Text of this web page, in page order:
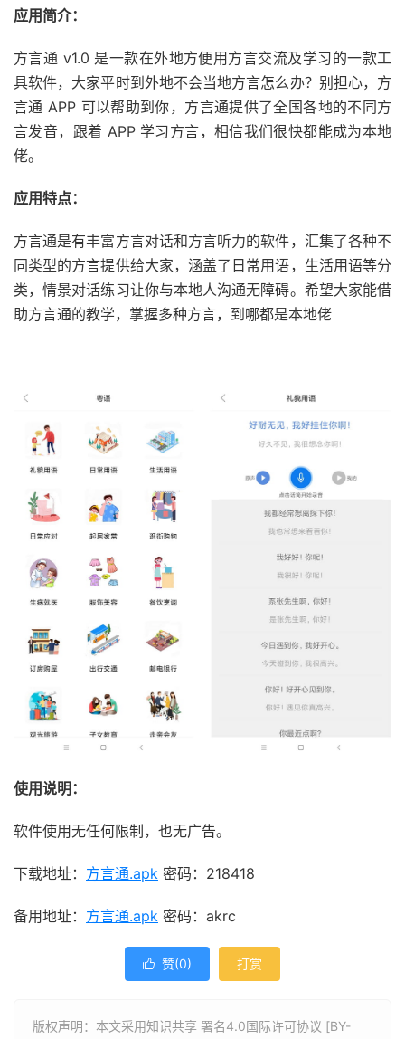
应用简介：
方言通 v1.0 是一款在外地方便用方言交流及学习的一款工
具软件，大家平时到外地不会当地方言怎么办？别担心，方
言通 APP 可以帮助到你，方言通提供了全国各地的不同方
言发音，跟着 APP 学习方言，相信我们很快都能成为本地
佬。
应用特点：
方言通是有丰富方言对话和方言听力的软件，汇集了各种不
同类型的方言提供给大家，涵盖了日常用语，生活用语等分
类，情景对话练习让你与本地人沟通无障碍。希望大家能借
助方言通的教学，掌握多种方言，到哪都是本地佬
使用说明：
软件使用无任何限制，也无广告。
下载地址： 方言通.apk 密码：218418
备用地址： 方言通.apk 密码：akrc
 赞(0) 打赏
版权声明：本文采用知识共享 署名4.0国际许可协议 [BY-